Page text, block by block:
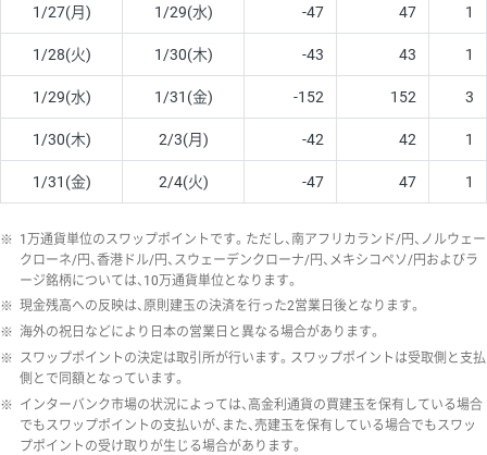
1/27(月) 1/29(水) -47 47 1
1/28(火) 1/30(木) -43 43 1
1/29(水) 1/31(金) -152 152 3
1/30(木) 2/3(月) -42 42 1
1/31(金) 2/4(火) -47 47 1
※ 1万通貨単位のスワップポイントです。ただし、南アフリカランド/円、ノルウェー
クローネ/円、香港ドル/円、スウェーデンクローナ/円、メキシコペソ/円およびラ
ージ銘柄については、10万通貨単位となります。
※ 現金残高への反映は、原則建玉の決済を行った2営業日後となります。
※ 海外の祝日などにより日本の営業日と異なる場合があります。
※ スワップポイントの決定は取引所が行います。スワップポイントは受取側と支払
側とで同額となっています。
※ インターバンク市場の状況によっては、高金利通貨の買建玉を保有している場合
でもスワップポイントの支払いが、また、売建玉を保有している場合でもスワッ
プポイントの受け取りが生じる場合があります。